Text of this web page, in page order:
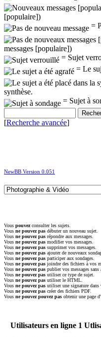
[populaire])
=
messages [populaire])
= Sujet
= Le
synthèse.
= Sujet à
[Recherche avancée]
NewBB Version 0.051
Vous pouvezconsulter les sujets.
Vous ne pouvez pas débuter un nouveau sujet.
Vous ne pouvez pas répondre aux messages.
Vous ne pouvez pas modifier vos messages.
Vous ne pouvez pas supprimer vos messages.
Vous ne pouvez pas ajouter de nouveaux
Vous ne pouvez pas participer aux sondages.
Vous ne pouvez pas joindre des fichiers à vos
Vous ne pouvez pas publier vos messages sans
Vous ne pouvez pas utiliser ce type de sujet.
Vous ne pouvez pas utiliser le HTML.
Vous ne pouvez pas utiliser une signature dans
Vous ne pouvez pas créer des fichiers PDF.
Vous ne pouvez pouvez pas obtenir une page
Utilisateurs en ligne 1